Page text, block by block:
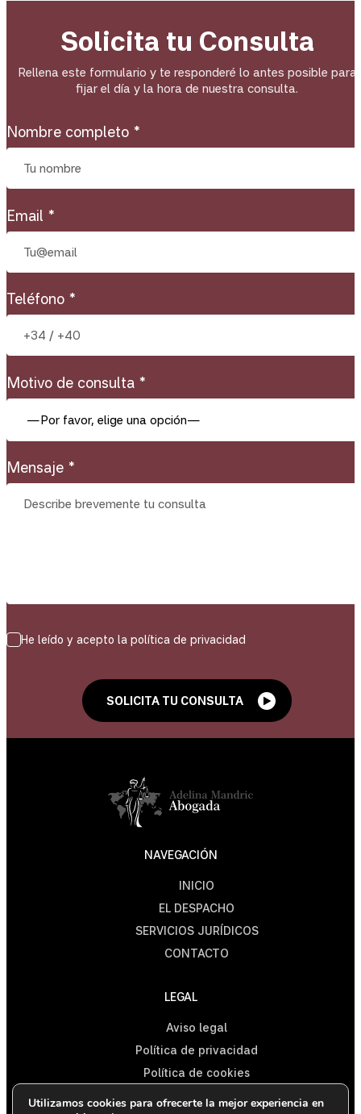
Solicita tu Consulta
Rellena este formulario y te responderé lo antes posible para
fijar el día y la hora de nuestra consulta.
Nombre completo *
Email *
Teléfono *
Motivo de consulta *
Mensaje *
He leído y acepto la política de privacidad
NAVEGACIÓN
INICIO
EL DESPACHO
SERVICIOS JURÍDICOS
CONTACTO
LEGAL
Aviso legal
Política de privacidad
Política de cookies
Utilizamos cookies para ofrecerte la mejor experiencia en